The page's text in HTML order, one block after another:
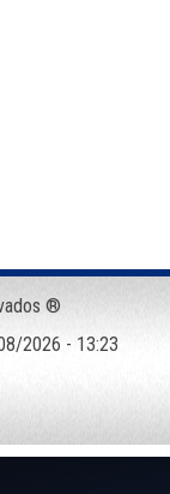
®
2026 - 13:23